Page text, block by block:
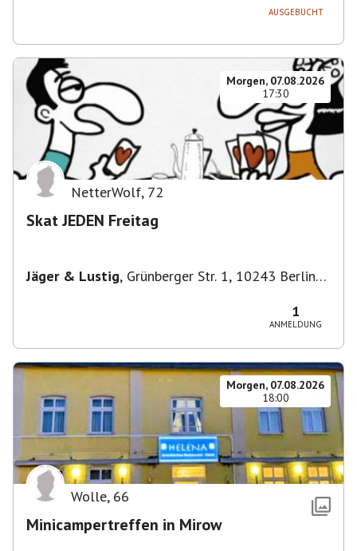
AUSGEBUCHT
Morgen, 07.08.2026
17:30
NetterWolf, 72
Skat JEDEN Freitag
Jäger & Lustig, Grünberger Str. 1, 10243 Berlin-
1
ANMELDUNG
Morgen, 07.08.2026
18:00
Wolle, 66
Minicampertreffen in Mirow